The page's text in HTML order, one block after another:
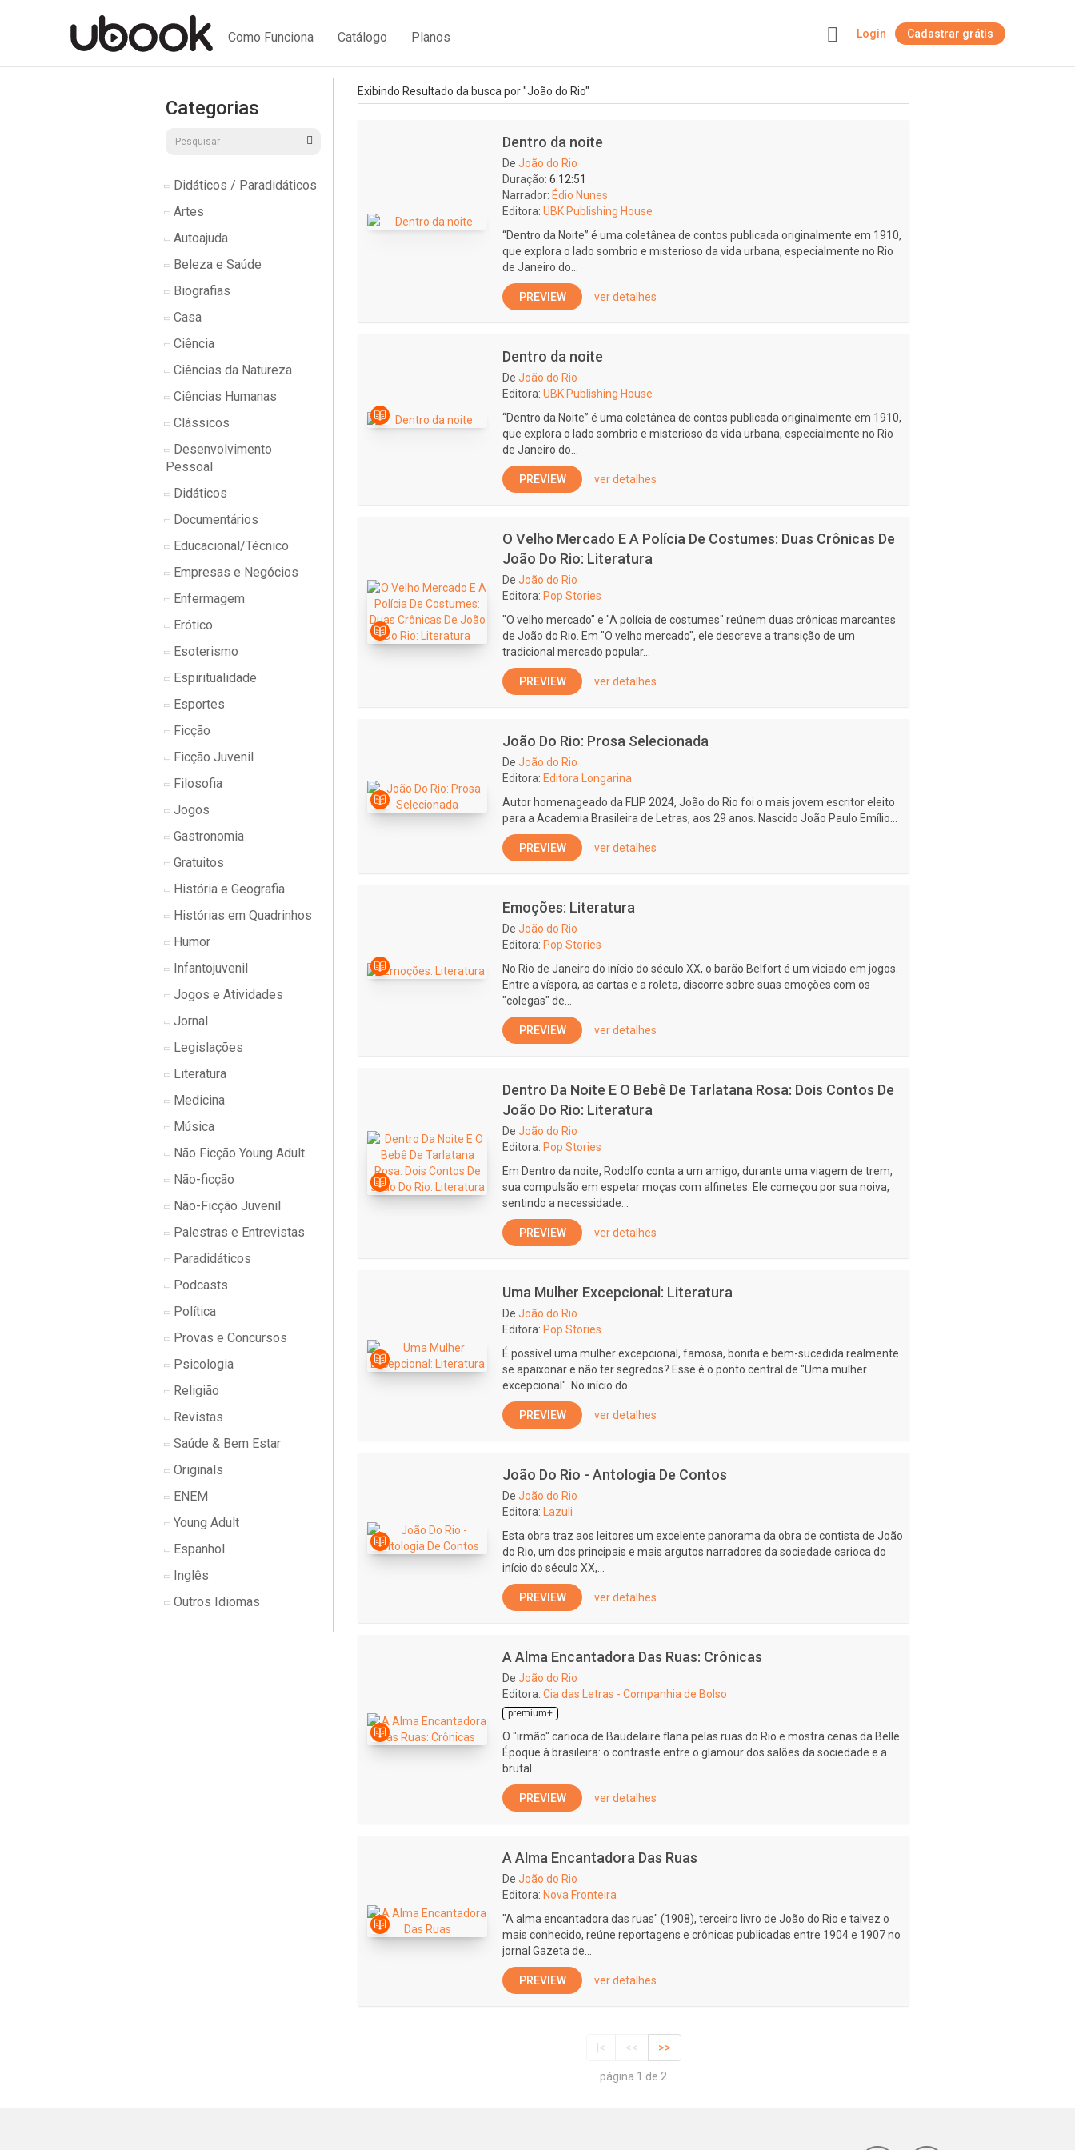
Como Funciona Catálogo Planos Login Cadastrar grátis
Categorias
Didáticos / Paradidáticos
Artes
Autoajuda
Beleza e Saúde
Biografias
Casa
Ciência
Ciências da Natureza
Ciências Humanas
Clássicos
Desenvolvimento
Pessoal
Didáticos
Documentários
Educacional/Técnico
Empresas e Negócios
Enfermagem
Erótico
Esoterismo
Espiritualidade
Esportes
Ficção
Ficção Juvenil
Filosofia
Jogos
Gastronomia
Gratuitos
História e Geografia
Histórias em Quadrinhos
Humor
Infantojuvenil
Jogos e Atividades
Jornal
Legislações
Literatura
Medicina
Música
Não Ficção Young Adult
Não-ficção
Não-Ficção Juvenil
Palestras e Entrevistas
Paradidáticos
Podcasts
Política
Provas e Concursos
Psicologia
Religião
Revistas
Saúde & Bem Estar
Originals
ENEM
Young Adult
Espanhol
Inglês
Outros Idiomas
Exibindo Resultado da busca por "João do Rio"
Dentro da noite
De João do Rio
Duração: 6:12:51
Narrador: Édio Nunes
Editora: UBK Publishing House
“Dentro da Noite” é uma coletânea de contos publicada originalmente em 1910,
que explora o lado sombrio e misterioso da vida urbana, especialmente no Rio
de Janeiro do...
PREVIEW ver detalhes
Dentro da noite
De João do Rio
Editora: UBK Publishing House
“Dentro da Noite” é uma coletânea de contos publicada originalmente em 1910,
que explora o lado sombrio e misterioso da vida urbana, especialmente no Rio
de Janeiro do...
PREVIEW ver detalhes
O Velho Mercado E A Polícia De Costumes: Duas Crônicas De
João Do Rio: Literatura
De João do Rio
Editora: Pop Stories
"O velho mercado" e "A polícia de costumes" reúnem duas crônicas marcantes
de João do Rio. Em "O velho mercado", ele descreve a transição de um
tradicional mercado popular...
PREVIEW ver detalhes
João Do Rio: Prosa Selecionada
De João do Rio
Editora: Editora Longarina
Autor homenageado da FLIP 2024, João do Rio foi o mais jovem escritor eleito
para a Academia Brasileira de Letras, aos 29 anos. Nascido João Paulo Emílio...
PREVIEW ver detalhes
Emoções: Literatura
De João do Rio
Editora: Pop Stories
No Rio de Janeiro do início do século XX, o barão Belfort é um viciado em jogos.
Entre a víspora, as cartas e a roleta, discorre sobre suas emoções com os
"colegas" de...
PREVIEW ver detalhes
Dentro Da Noite E O Bebê De Tarlatana Rosa: Dois Contos De
João Do Rio: Literatura
De João do Rio
Editora: Pop Stories
Em Dentro da noite, Rodolfo conta a um amigo, durante uma viagem de trem,
sua compulsão em espetar moças com alfinetes. Ele começou por sua noiva,
sentindo a necessidade...
PREVIEW ver detalhes
Uma Mulher Excepcional: Literatura
De João do Rio
Editora: Pop Stories
É possível uma mulher excepcional, famosa, bonita e bem-sucedida realmente
se apaixonar e não ter segredos? Esse é o ponto central de "Uma mulher
excepcional". No início do...
PREVIEW ver detalhes
João Do Rio - Antologia De Contos
De João do Rio
Editora:
Lazuli
Esta obra traz aos leitores um excelente panorama da obra de contista de João
do Rio, um dos principais e mais argutos narradores da sociedade carioca do
início do século XX,...
PREVIEW ver detalhes
A Alma Encantadora Das Ruas: Crônicas
De João do Rio
Editora: Cia das Letras - Companhia de Bolso
premium+
O "irmão" carioca de Baudelaire flana pelas ruas do Rio e mostra cenas da Belle
Époque à brasileira: o contraste entre o glamour dos salões da sociedade e a
brutal...
PREVIEW ver detalhes
A Alma Encantadora Das Ruas
De João do Rio
Editora: Nova Fronteira
"A alma encantadora das ruas" (1908), terceiro livro de João do Rio e talvez o
mais conhecido, reúne reportagens e crônicas publicadas entre 1904 e 1907 no
jornal Gazeta de...
PREVIEW ver detalhes
|< << >>
página 1 de 2